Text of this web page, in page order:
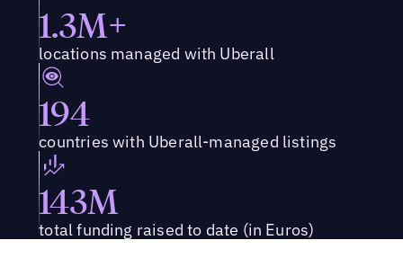
1.3M+
locations managed with Uberall
194
countries with Uberall-managed listings
143M
total funding raised to date (in Euros)